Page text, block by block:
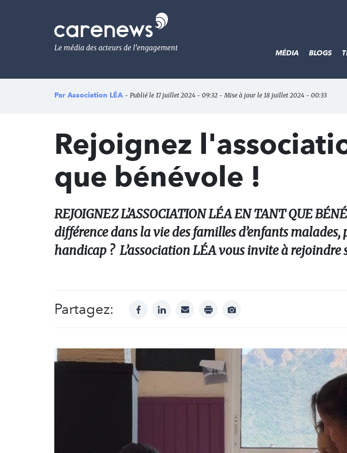
Le
média
de
l'engagement
MÉDIA BLOGS
Par Association LÉA - Publié le 17 juillet 2024 - 09:32 - Mise à jour le 18 juillet 2024 - 00:33
Rejoignez
que bénévole !
REJOIGNEZ L’ASSOCIATION LÉA EN TANT QUE
différence dans la vie des familles d’enfants
handicap ? L’association LÉA vous invite à rejoindre
Partagez: facebooklinkedinmail print
Afficher